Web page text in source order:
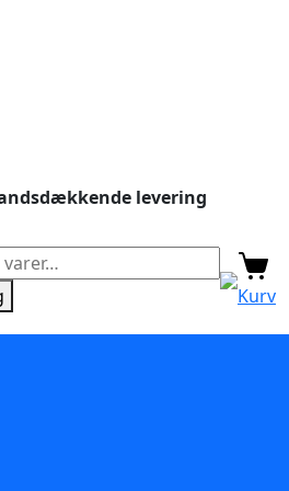
levering
Kurv